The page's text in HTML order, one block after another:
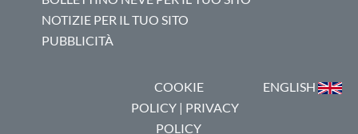
NOTIZIE PER IL TUO SITO
PUBBLICITÀ
COOKIE
POLICY| PRIVACY
POLICY
ENGLISH